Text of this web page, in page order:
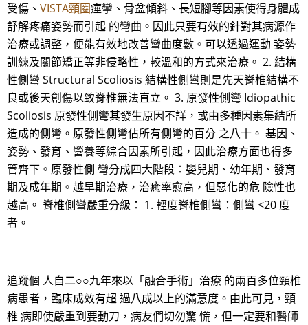
受傷、 VISTA頸圈痙攣、骨盆傾斜、長短腳等因素使得身體成
舒解疼痛姿勢而引起 的彎曲。因此只要有效的針對其病源作
治療或調整，便能有效地改善彎曲度數。可以透過運動 姿勢
訓練及關節矯正等非侵略性，較溫和的方式來治療。 2. 結構
性側彎 Structural Scoliosis 結構性側彎則是先天脊椎結構不
良或後天創傷以致脊椎無法直立。 3. 原發性側彎 Idiopathic
Scoliosis 原發性側彎其發生原因不詳，或由多種因素集結所
造成的側彎。原發性側彎佔所有側彎的百分 之八十。 基因、
姿勢、發育、營養等綜合因素所引起，因此治療方面也得多
管齊下。原發性側 彎分成四大階段：嬰兒期、幼年期、發育
期及成年期。越早期治療，治癒率愈高，但惡化的危 險性也
越高。 脊椎側彎嚴重分級： 1. 輕度脊椎側彎：側彎 <20 度
者。
追蹤個 人自二○○九年來以「融合手術」治療 的兩百多位頸椎
病患者，臨床成效有超 過八成以上的滿意度。由此可見，頸
椎 病即使嚴重到要動刀，病友們切勿驚 慌，但一定要和醫師